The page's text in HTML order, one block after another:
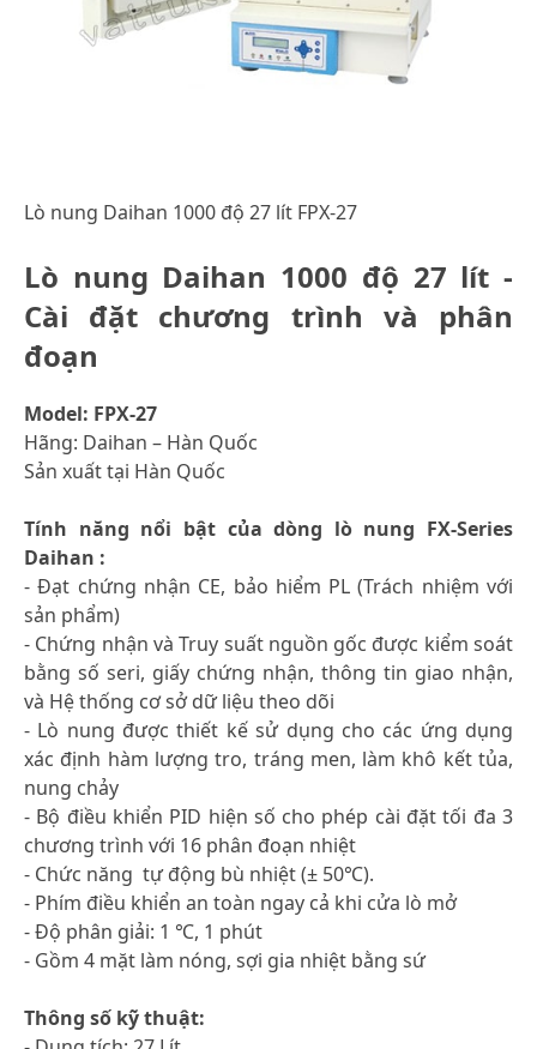
Lò nung Daihan 1000 độ 27 lít FPX-27
Lò nung Daihan 1000 độ 27 lít -
Cài đặt chương trình và phân
đoạn
Model: FPX-27
Hãng: Daihan – Hàn Quốc
Sản xuất tại Hàn Quốc
Tính năng nổi bật của dòng lò nung FX-Series
Daihan :
- Đạt chứng nhận CE, bảo hiểm PL (Trách nhiệm với
sản phẩm)
- Chứng nhận và Truy suất nguồn gốc được kiểm soát
bằng số seri, giấy chứng nhận, thông tin giao nhận,
và Hệ thống cơ sở dữ liệu theo dõi
- Lò nung được thiết kế sử dụng cho các ứng dụng
xác định hàm lượng tro, tráng men, làm khô kết tủa,
nung chảy
- Bộ điều khiển PID hiện số cho phép cài đặt tối đa 3
chương trình với 16 phân đoạn nhiệt
- Chức năng tự động bù nhiệt (± 50℃).
- Phím điều khiển an toàn ngay cả khi cửa lò mở
- Độ phân giải: 1 ℃, 1 phút
- Gồm 4 mặt làm nóng, sợi gia nhiệt bằng sứ
Thông số kỹ thuật: